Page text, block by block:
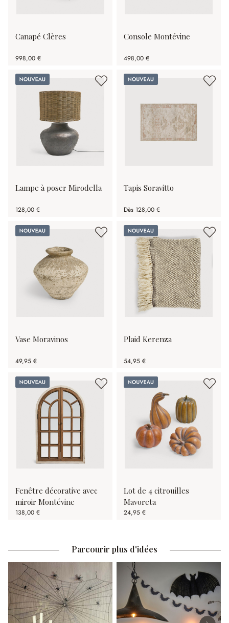
Canapé Clères
998,00 €
Console Montévine
498,00 €
Nouveau
Lampe à poser Mirodella
128,00 €
Nouveau
Tapis Soravitto
Dès 128,00 €
Nouveau
Vase Moravinos
49,95 €
Nouveau
Plaid Kerenza
54,95 €
Nouveau
Fenêtre décorative avec
miroir Montévine
138,00 €
Nouveau
Lot de 4 citrouilles
Mavoreta
24,95 €
Parcourir plus d'idées